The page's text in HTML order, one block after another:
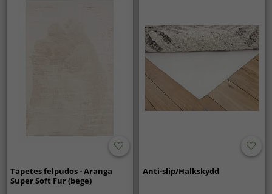
Tapetes felpudos - Aranga
Super Soft Fur (bege)
Anti-slip/Halkskydd